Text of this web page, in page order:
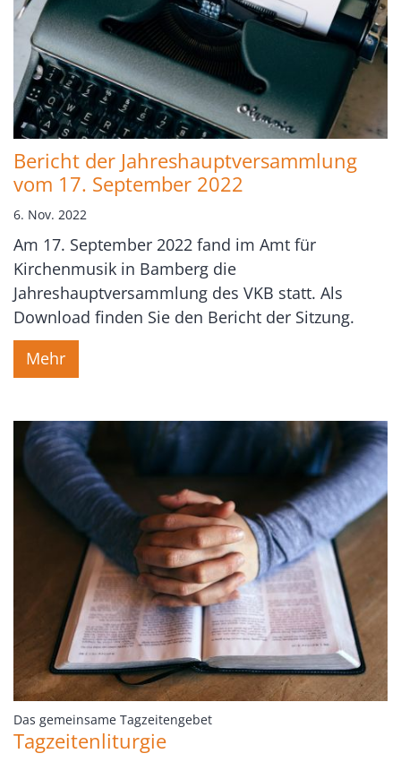
Bericht der Jahreshauptversammlung
vom 17. September 2022
6. Nov. 2022
Am 17. September 2022 fand im Amt für
Kirchenmusik in Bamberg die
Jahreshauptversammlung des VKB statt. Als
Download finden Sie den Bericht der Sitzung.
Mehr
Das gemeinsame Tagzeitengebet:
Tagzeitenliturgie